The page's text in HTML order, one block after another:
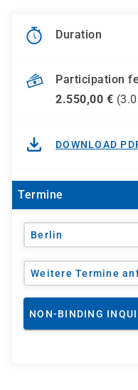
Duration
Participation
2.550,00 € (
DOWNLOAD
Termine
Berlin
Weitere Termine
NON-BINDING